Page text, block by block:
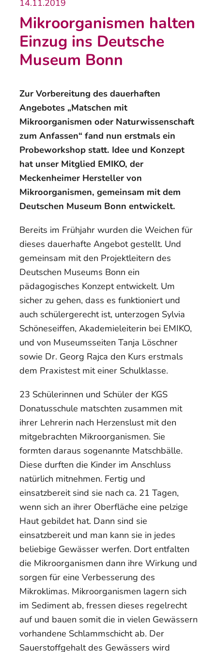
14.11.2019
Mikroorganismen halten
Einzug ins Deutsche
Museum Bonn
Zur Vorbereitung des dauerhaften
Angebotes „Matschen mit
Mikroorganismen oder Naturwissenschaft
zum Anfassen“ fand nun erstmals ein
Probeworkshop statt. Idee und Konzept
hat unser Mitglied EMIKO, der
Meckenheimer Hersteller von
Mikroorganismen, gemeinsam mit dem
Deutschen Museum Bonn entwickelt.
Bereits im Frühjahr wurden die Weichen für
dieses dauerhafte Angebot gestellt. Und
gemeinsam mit den Projektleitern des
Deutschen Museums Bonn ein
pädagogisches Konzept entwickelt. Um
sicher zu gehen, dass es funktioniert und
auch schülergerecht ist, unterzogen Sylvia
Schöneseiffen, Akademieleiterin bei EMIKO,
und von Museumsseiten Tanja Löschner
sowie Dr. Georg Rajca den Kurs erstmals
dem Praxistest mit einer Schulklasse.
23 Schülerinnen und Schüler der KGS
Donatusschule matschten zusammen mit
ihrer Lehrerin nach Herzenslust mit den
mitgebrachten Mikroorganismen. Sie
formten daraus sogenannte Matschbälle.
Diese durften die Kinder im Anschluss
natürlich mitnehmen. Fertig und
einsatzbereit sind sie nach ca. 21 Tagen,
wenn sich an ihrer Oberfläche eine pelzige
Haut gebildet hat. Dann sind sie
einsatzbereit und man kann sie in jedes
beliebige Gewässer werfen. Dort entfalten
die Mikroorganismen dann ihre Wirkung und
sorgen für eine Verbesserung des
Mikroklimas. Mikroorganismen lagern sich
im Sediment ab, fressen dieses regelrecht
auf und bauen somit die in vielen Gewässern
vorhandene Schlammschicht ab. Der
Sauerstoffgehalt des Gewässers wird